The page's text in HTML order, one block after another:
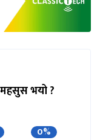
भयो ?
0%